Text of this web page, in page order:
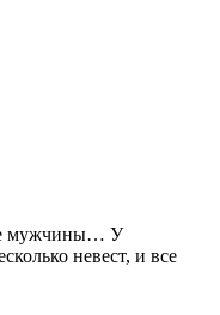
мужчины… У
невест, и все